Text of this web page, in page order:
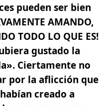
pueden ser bien
AMANDO,
TODO LO QUE ES!
gustado la
Ciertamente no
por la aflicción que
creado a